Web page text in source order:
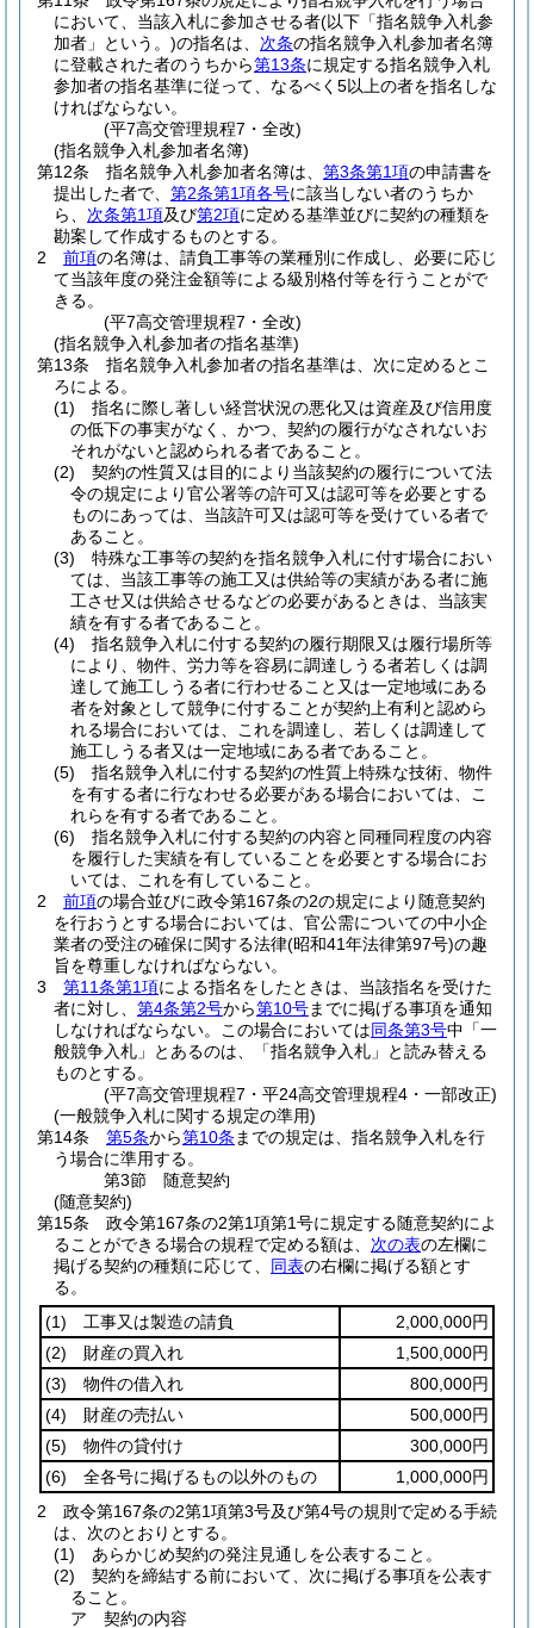
において、当該入札に参加させる者(以下「指名競争入札参
加者」という。)の指名は、 次条の指名競争入札参加者名簿
に登載された者のうちから第13条に規定する指名競争入札
参加者の指名基準に従って、なるべく5以上の者を指名しな
ければならない。
(平7高交管理規程7・全改)
(指名競争入札参加者名簿)
第12条
指名競争入札参加者名簿は、 第3条第1項の申請書を
提出した者で、 第2条第1項各号に該当しない者のうちか
ら、 次条第1項及び第2項に定める基準並びに契約の種類を
勘案して作成するものとする。
2
前項の名簿は、請負工事等の業種別に作成し、必要に応じ
て当該年度の発注金額等による級別格付等を行うことがで
きる。
(平7高交管理規程7・全改)
(指名競争入札参加者の指名基準)
第13条
指名競争入札参加者の指名基準は、次に定めるとこ
ろによる。
(1)
指名に際し著しい経営状況の悪化又は資産及び信用度
の低下の事実がなく、かつ、契約の履行がなされないお
それがないと認められる者であること。
(2)
契約の性質又は目的により当該契約の履行について法
令の規定により官公署等の許可又は認可等を必要とする
ものにあっては、当該許可又は認可等を受けている者で
あること。
(3)
特殊な工事等の契約を指名競争入札に付す場合におい
ては、当該工事等の施工又は供給等の実績がある者に施
工させ又は供給させるなどの必要があるときは、当該実
績を有する者であること。
(4)
指名競争入札に付する契約の履行期限又は履行場所等
により、物件、労力等を容易に調達しうる者若しくは調
達して施工しうる者に行わせること又は一定地域にある
者を対象として競争に付することが契約上有利と認めら
れる場合においては、これを調達し、若しくは調達して
施工しうる者又は一定地域にある者であること。
(5)
指名競争入札に付する契約の性質上特殊な技術、物件
を有する者に行なわせる必要がある場合においては、こ
れらを有する者であること。
(6)
指名競争入札に付する契約の内容と同種同程度の内容
を履行した実績を有していることを必要とする場合にお
いては、これを有していること。
2
前項の場合並びに政令第167条の2の規定により随意契約
を行おうとする場合においては、官公需についての中小企
業者の受注の確保に関する法律(昭和41年法律第97号)の趣
旨を尊重しなければならない。
3
第11条第1項による指名をしたときは、当該指名を受けた
者に対し、 第4条第2号から第10号までに掲げる事項を通知
しなければならない。
この場合においては同条第3号中「一
般競争入札」とあるのは、「指名競争入札」と読み替える
ものとする。
(平7高交管理規程7・平24高交管理規程4・一部改正)
(一般競争入札に関する規定の準用)
第14条
第5条から第10条 までの規定は、指名競争入札を行
う場合に準用する。
第3節
随意契約
(随意契約)
第15条
政令第167条の2第1項第1号に規定する随意契約によ
ることができる場合の規程で定める額は、 次の表の左欄に
掲げる契約の種類に応じて、 同表の右欄に掲げる額とす
る。
(1) 工事又は製造の請負
2,000,000円
(2) 財産の買入れ
1,500,000円
(3) 物件の借入れ
800,000円
(4) 財産の売払い
500,000円
(5) 物件の貸付け
300,000円
(6) 全各号に掲げるもの以外のもの
1,000,000円
2
政令第167条の2第1項第3号及び第4号の規則で定める手続
は、次のとおりとする。
(1)
あらかじめ契約の発注見通しを公表すること。
(2)
契約を締結する前において、次に掲げる事項を公表す
ること。
ア
契約の内容